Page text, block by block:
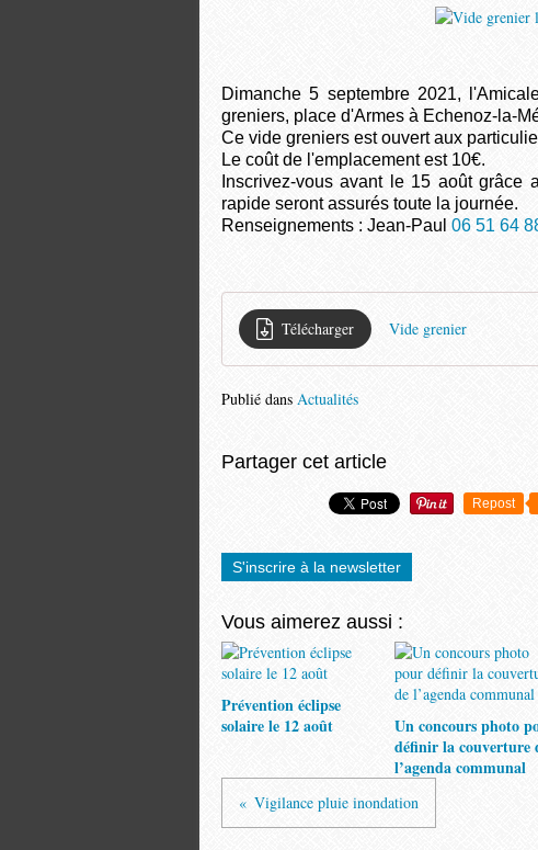
Dimanche 5 septembre 2021,
greniers, place d'Armes à Echenoz-la-
Ce vide greniers est ouvert aux
Le coût de l'emplacement est 10€.
Inscrivez-vous avant le 15 août grâce
rapide seront assurés toute la journée.
Renseignements : Jean-Paul 06 51 64
Télécharger Vide grenier
Publié dans Actualités
Partager cet article
Repost
S'inscrire à la newsletter
Vous aimerez aussi :
Prévention éclipse
solaire le 12 août
Un concours photo
définir la couverture
l’agenda communal
Vigilance pluie inondation